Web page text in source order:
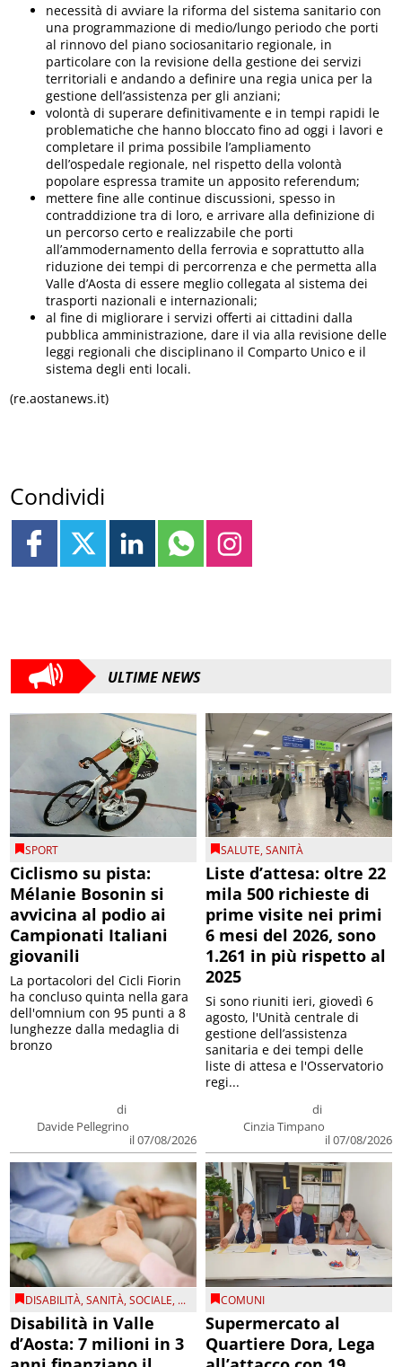
necessità di avviare la riforma del sistema sanitario con
una programmazione di medio/lungo periodo che porti
al rinnovo del piano sociosanitario regionale, in
particolare con la revisione della gestione dei servizi
territoriali e andando a definire una regia unica per la
gestione dell’assistenza per gli anziani;
volontà di superare definitivamente e in tempi rapidi le
problematiche che hanno bloccato fino ad oggi i lavori e
completare il prima possibile l’ampliamento
dell’ospedale regionale, nel rispetto della volontà
popolare espressa tramite un apposito referendum;
mettere fine alle continue discussioni, spesso in
contraddizione tra di loro, e arrivare alla definizione di
un percorso certo e realizzabile che porti
all’ammodernamento della ferrovia e soprattutto alla
riduzione dei tempi di percorrenza e che permetta alla
Valle d’Aosta di essere meglio collegata al sistema dei
trasporti nazionali e internazionali;
al fine di migliorare i servizi offerti ai cittadini dalla
pubblica amministrazione, dare il via alla revisione delle
leggi regionali che disciplinano il Comparto Unico e il
sistema degli enti locali.
(re.aostanews.it)
Condividi
ULTIME NEWS
SPORT
Ciclismo su pista:
Mélanie Bosonin si
avvicina al podio ai
Campionati Italiani
giovanili
di
Davide Pellegrino
il 07/08/2026
La portacolori del Cicli Fiorin
ha concluso quinta nella gara
dell'omnium con 95 punti a 8
lunghezze dalla medaglia di
bronzo
SALUTE,SANITÀ
Liste d’attesa: oltre 22
mila 500 richieste di
prime visite nei primi
6 mesi del 2026, sono
1.261 in più rispetto al
2025
di
Cinzia Timpano
il 07/08/2026
Si sono riuniti ieri, giovedì 6
agosto, l'Unità centrale di
gestione dell’assistenza
sanitaria e dei tempi delle
liste di attesa e l'Osservatorio
regi...
DISABILITÀ,SANITÀ,SOCIALE, ...
Disabilità in Valle
d’Aosta: 7 milioni in 3
COMUNI
Supermercato al
Quartiere Dora, Lega